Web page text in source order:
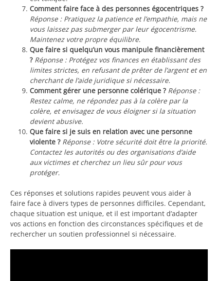
Comment faire face à des personnes égocentriques ?
Réponse : Pratiquez la patience et l’empathie, mais ne
vous laissez pas submerger par leur égocentrisme.
Maintenez votre propre équilibre.
Que faire si quelqu’un vous manipule financièrement
? Réponse : Protégez vos finances en établissant des
limites strictes, en refusant de prêter de l’argent et en
cherchant de l’aide juridique si nécessaire.
Comment gérer une personne colérique ? Réponse :
Restez calme, ne répondez pas à la colère par la
colère, et envisagez de vous éloigner si la situation
devient abusive.
Que faire si je suis en relation avec une personne
violente ? Réponse : Votre sécurité doit être la priorité.
Contactez les autorités ou des organisations d’aide
aux victimes et cherchez un lieu sûr pour vous
protéger.
Ces réponses et solutions rapides peuvent vous aider à
faire face à divers types de personnes difficiles. Cependant,
chaque situation est unique, et il est important d’adapter
vos actions en fonction des circonstances spécifiques et de
rechercher un soutien professionnel si nécessaire.